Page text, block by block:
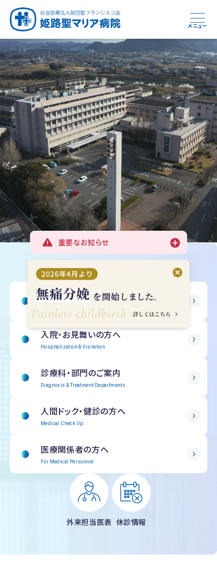
メニュー
健康と安心をあなたに
つなぎ続ける地域医療
周産期から終末期まで
地域を支える医療
急性期から回復期へと
つなぐ医療
学び・育てる医療
重要なお知らせ
受診される方へ
Outpatient Information
入院・お見舞いの方へ
Hospitalization & Visitation
診療科・部門のご案内
Diagnosis & Treatment Departments
人間ドック・健診の方へ
Medical Check Up
医療関係者の方へ
For Medical Personnel
外来担当医表 休診情報